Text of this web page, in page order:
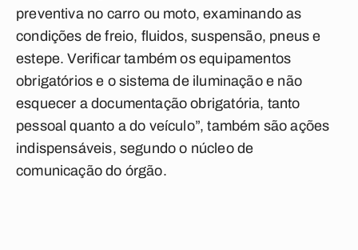
preventiva no carro ou moto, examinando as
condições de freio, fluidos, suspensão, pneus e
estepe. Verificar também os equipamentos
obrigatórios e o sistema de iluminação e não
esquecer a documentação obrigatória, tanto
pessoal quanto a do veículo”, também são ações
indispensáveis, segundo o núcleo de
comunicação do órgão.